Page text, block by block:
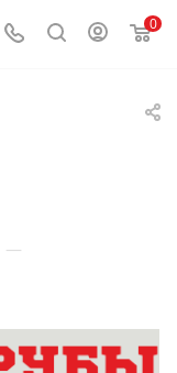
0
—